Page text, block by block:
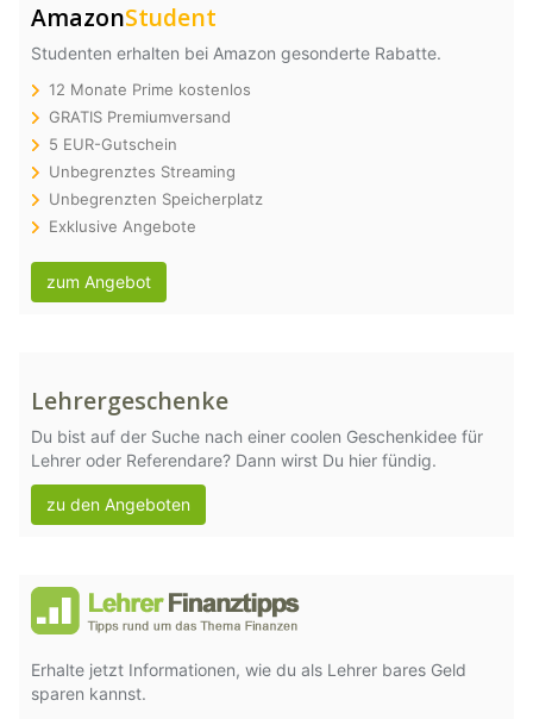
AmazonStudent
Studenten erhalten bei Amazon gesonderte Rabatte.
12 Monate Prime kostenlos
GRATIS Premiumversand
5 EUR-Gutschein
Unbegrenztes Streaming
Unbegrenzten Speicherplatz
Exklusive Angebote
zum Angebot
Lehrergeschenke
Du bist auf der Suche nach einer coolen Geschenkidee für
Lehrer oder Referendare? Dann wirst Du hier fündig.
zu den Angeboten
Erhalte jetzt Informationen, wie du als Lehrer bares Geld
sparen kannst.